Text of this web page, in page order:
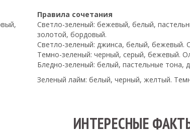
Правила сочетания
Светло-зеленый: бежевый, белый,
золотой, бордовый.
Светло-зеленый: джинса, белый, бежевый.
Темно-зеленый: черный, серый, бежевый.
Бледно-зеленый: белый, пастельные тона,
Зеленый лайм: белый, черный, желтый.
ИНТЕРЕСНЫЕ